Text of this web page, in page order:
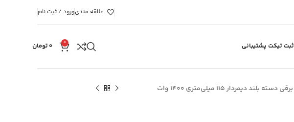
علاقه مندیورود / ثبت نام
ثبت تیکت پشتیبانی 0 ۰ تومان